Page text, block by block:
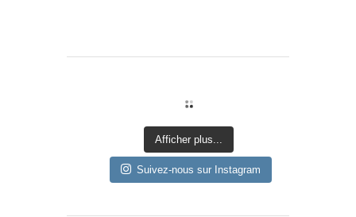
Afficher plus...
Suivez-nous sur Instagram